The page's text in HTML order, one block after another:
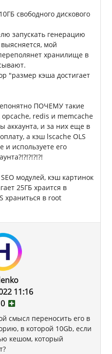
свободного дискового
запускать генерацию
мой
хранилище в
"размер кэша достигает
ПОЧЕМУ такие
redis и memcache
аккаунта, и за них еще в
а кэш lscache OLS
и используете его
модулей, кэш картинок
25ГБ храится в
храниться в root
11:16
0
смысл переносить его в
в которой 10Gb, если
кешом, который